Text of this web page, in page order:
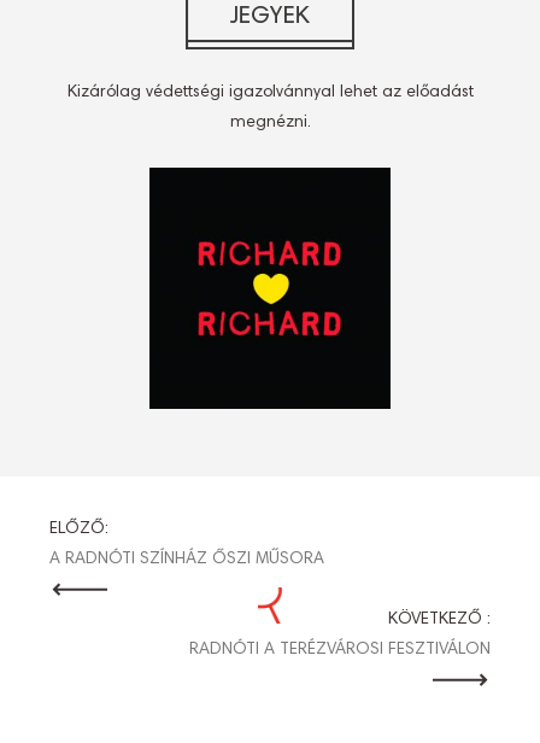
Kizárólag védettségi igazolvánnyal lehet az előadást
megnézni.
BEJEGYZÉS
NAVIGÁCIÓ
ELŐZŐ:
A RADNÓTI SZÍNHÁZ ŐSZI MŰSORA
KÖVETKEZŐ :
RADNÓTI A TERÉZVÁROSI FESZTIVÁLON